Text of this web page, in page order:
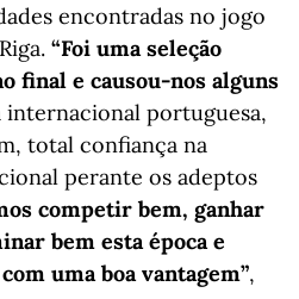
encontradas no jogo
“Foi uma seleção
final e causou-nos alguns
internacional portuguesa,
total confiança na
perante os adeptos
competir bem, ganhar
bem esta época e
uma boa vantagem”,